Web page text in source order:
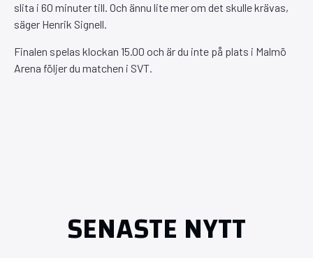
slita i 60 minuter till. Och ännu lite mer om det skulle krävas,
säger Henrik Signell.
Finalen spelas klockan 15.00 och är du inte på plats i Malmö
Arena följer du matchen i SVT.
SENASTE NYTT